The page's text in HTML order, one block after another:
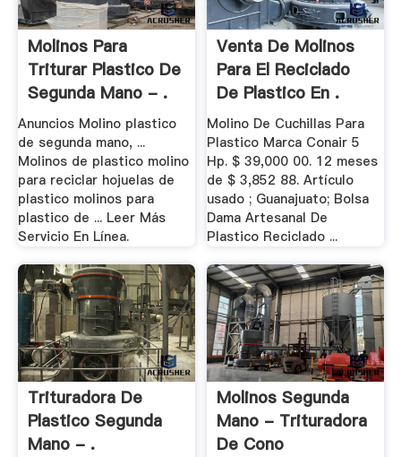
Molinos Para
Triturar Plastico De
Segunda Mano - .
Anuncios Molino plastico
de segunda mano, ...
Molinos de plastico molino
para reciclar hojuelas de
plastico molinos para
plastico de ... Leer Más
Servicio En Línea.
Venta De Molinos
Para El Reciclado
De Plastico En .
Molino De Cuchillas Para
Plastico Marca Conair 5
Hp. $ 39,000 00. 12 meses
de $ 3,852 88. Artículo
usado ; Guanajuato; Bolsa
Dama Artesanal De
Plastico Reciclado ...
Trituradora De
Plastico Segunda
Mano - .
Molinos Segunda
Mano - Trituradora
De Cono